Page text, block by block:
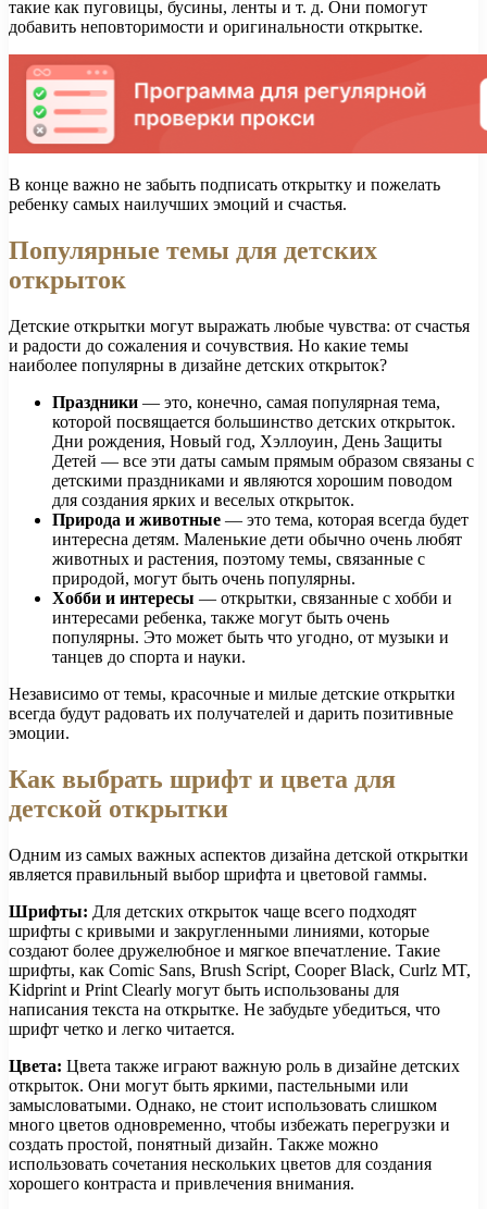
такие как пуговицы, бусины, ленты и т. д. Они помогут
добавить неповторимости и оригинальности открытке.
В конце важно не забыть подписать открытку и пожелать
ребенку самых наилучших эмоций и счастья.
Популярные темы для детских
открыток
Детские открытки могут выражать любые чувства: от счастья
и радости до сожаления и сочувствия. Но какие темы
наиболее популярны в дизайне детских открыток?
Праздники — это, конечно, самая популярная тема,
которой посвящается большинство детских открыток.
Дни рождения, Новый год, Хэллоуин, День Защиты
Детей — все эти даты самым прямым образом связаны с
детскими праздниками и являются хорошим поводом
для создания ярких и веселых открыток.
Природа и животные — это тема, которая всегда будет
интересна детям. Маленькие дети обычно очень любят
животных и растения, поэтому темы, связанные с
природой, могут быть очень популярны.
Хобби и интересы — открытки, связанные с хобби и
интересами ребенка, также могут быть очень
популярны. Это может быть что угодно, от музыки и
танцев до спорта и науки.
Независимо от темы, красочные и милые детские открытки
всегда будут радовать их получателей и дарить позитивные
эмоции.
Как выбрать шрифт и цвета для
детской открытки
Одним из самых важных аспектов дизайна детской открытки
является правильный выбор шрифта и цветовой гаммы.
Шрифты: Для детских открыток чаще всего подходят
шрифты с кривыми и закругленными линиями, которые
создают более дружелюбное и мягкое впечатление. Такие
шрифты, как Comic Sans, Brush Script, Cooper Black, Curlz MT,
Kidprint и Print Clearly могут быть использованы для
написания текста на открытке. Не забудьте убедиться, что
шрифт четко и легко читается.
Цвета: Цвета также играют важную роль в дизайне детских
открыток. Они могут быть яркими, пастельными или
замысловатыми. Однако, не стоит использовать слишком
много цветов одновременно, чтобы избежать перегрузки и
создать простой, понятный дизайн. Также можно
использовать сочетания нескольких цветов для создания
хорошего контраста и привлечения внимания.